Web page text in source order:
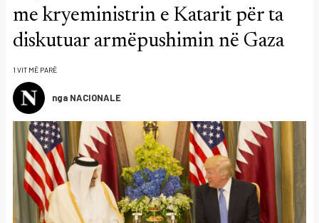
me kryeministrin e Katarit për ta
diskutuar armëpushimin në Gaza
1 VIT MË PARË
nga NACIONALE